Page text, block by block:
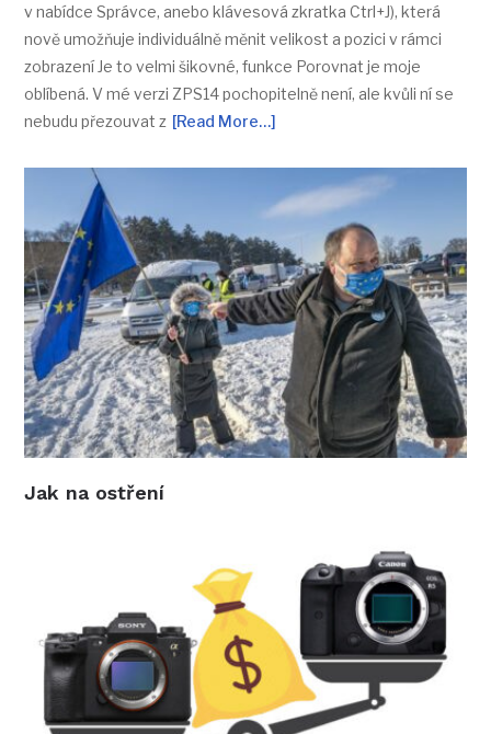
v nabídce Správce, anebo klávesová zkratka Ctrl+J), která
nově umožňuje individuálně měnit velikost a pozici v rámci
zobrazení Je to velmi šikovné, funkce Porovnat je moje
oblíbená. V mé verzi ZPS14 pochopitelně není, ale kvůli ní se
nebudu přezouvat z [Read More…]
Jak na ostření